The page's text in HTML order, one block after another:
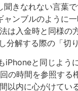
聞きなれない言葉
ャンブルのように
は入金時と同様の
分解する際の「切
iPhoneと同じよう
の時間を参照す
以内に心がけてい